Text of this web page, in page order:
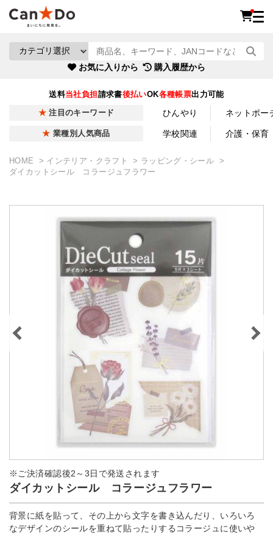
お気に入りから 購入履歴から
送料当社負担請求書後払いOK各種帳票出力可能
注目のキーワード ひんやり ネットポー
業種別人気商品 学校関連 介護・保育
HOME インテリア・クラフト
ラッピング・シール
ダイカットシール コラージュフラワー
※ご決済確認後2～3日で発送されます
ダイカットシール コラージュフラワー
背景に紙を貼って、その上から文字を書き込んだり、いろいろ
なデザインのシールを重ねて貼ったりするコラージュに使いや